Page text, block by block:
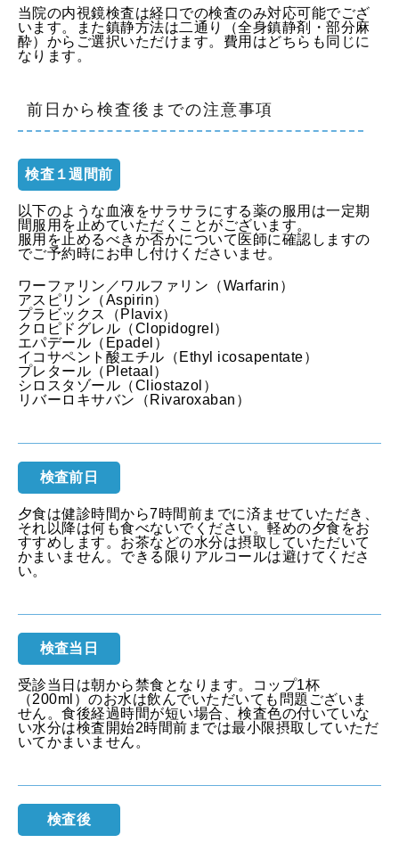
当院の内視鏡検査は経口での検査のみ対応可能でござ
います。また鎮静方法は二通り（全身鎮静剤・部分麻
酔）からご選択いただけます。費用はどちらも同じに
なります。
前日から検査後までの注意事項
検査１週間前
以下のような血液をサラサラにする薬の服用は一定期
間服用を止めていただくことがございます。
服用を止めるべきか否かについて医師に確認しますの
でご予約時にお申し付けくださいませ。
ワーファリン／ワルファリン（Warfarin）
アスピリン（Aspirin）
プラビックス（Plavix）
クロピドグレル（Clopidogrel）
エパデール（Epadel）
イコサペント酸エチル（Ethyl icosapentate）
プレタール（Pletaal）
シロスタゾール（Cliostazol）
リバーロキサバン（Rivaroxaban）
検査前日
夕食は健診時間から7時間前までに済ませていただき、
それ以降は何も食べないでください。軽めの夕食をお
すすめします。お茶などの水分は摂取していただいて
かまいません。できる限りアルコールは避けてくださ
い。
検査当日
受診当日は朝から禁食となります。コップ1杯
（200ml）のお水は飲んでいただいても問題ございま
せん。食後経過時間が短い場合、検査色の付いていな
い水分は検査開始2時間前までは最小限摂取していただ
いてかまいません。
検査後